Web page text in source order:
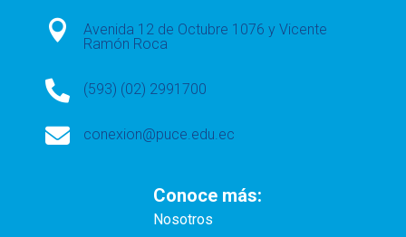

Avenida 12 de Octubre 1076 y Vicente
Ramón Roca
 (593) (02) 2991700
 conexion@puce.edu.ec
Conoce más:
Nosotros